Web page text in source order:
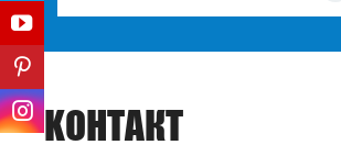
KОНТАКТ